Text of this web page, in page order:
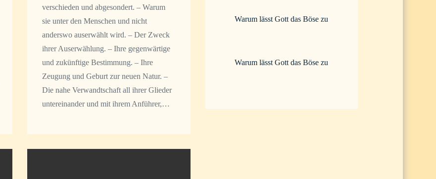
verschieden und abgesondert. – Warum
sie unter den Menschen und nicht
anderswo auserwählt wird. – Der Zweck
ihrer Auserwählung. – Ihre gegenwärtige
und zukünftige Bestimmung. – Ihre
Zeugung und Geburt zur neuen Natur. –
Die nahe Verwandtschaft all ihrer Glieder
untereinander und mit ihrem Anführer,…
Warum lässt Gott das Böse zu
Warum lässt Gott das Böse zu